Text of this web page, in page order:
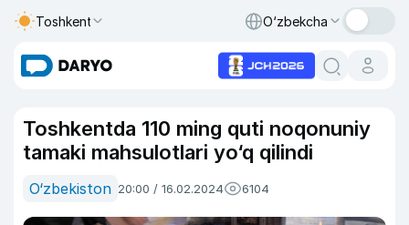
Toshkent O‘zbekcha
Toshkentda 110 ming quti noqonuniy
tamaki mahsulotlari yo‘q qilindi
O‘zbekiston 20:00 / 16.02.2024 6104